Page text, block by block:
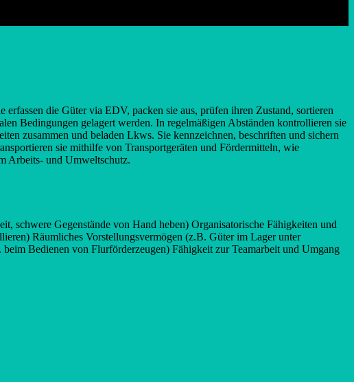
die Güter via EDV, packen sie aus, prüfen ihren Zustand, sortieren
Bedingungen gelagert werden. In regelmäßigen Abständen kontrollieren sie
zusammen und beladen Lkws. Sie kennzeichnen, beschriften und sichern
sie mithilfe von Transportgeräten und Fördermitteln, wie
Arbeits- und Umweltschutz.
schwere Gegenstände von Hand heben) Organisatorische Fähigkeiten und
Räumliches Vorstellungsvermögen (z.B. Güter im Lager unter
Bedienen von Flurförderzeugen) Fähigkeit zur Teamarbeit und Umgang